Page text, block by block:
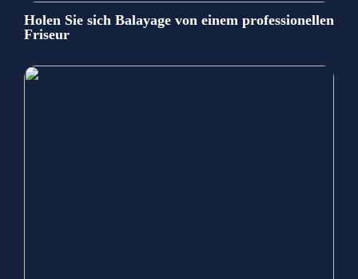
Holen Sie sich Balayage von einem professionellen
Friseur